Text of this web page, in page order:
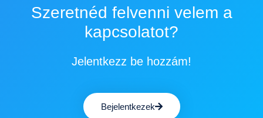
Szeretnéd felvenni velem a
kapcsolatot?
Jelentkezz be hozzám!
Bejelentkezek